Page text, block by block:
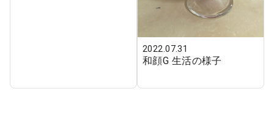
2022.07.31
和顔G 生活の様子